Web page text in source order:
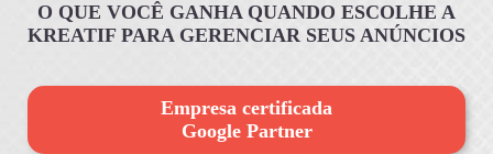
O QUE VOCÊ GANHA QUANDO ESCOLHE A
KREATIF PARA GERENCIAR SEUS ANÚNCIOS
Empresa certificada
Google Partner